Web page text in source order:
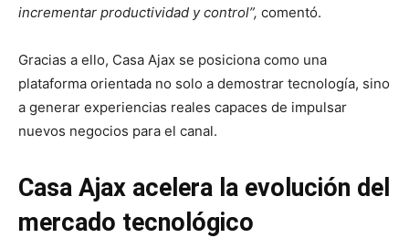
incrementar productividad y control”, comentó.
Gracias a ello, Casa Ajax se posiciona como una
plataforma orientada no solo a demostrar tecnología, sino
a generar experiencias reales capaces de impulsar
nuevos negocios para el canal.
Casa Ajax acelera la evolución del
mercado tecnológico